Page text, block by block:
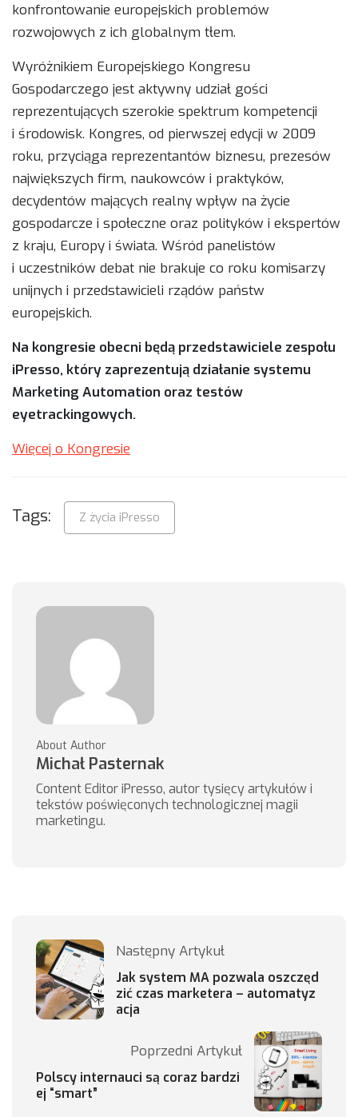
konfrontowanie europejskich problemów
rozwojowych z ich globalnym tłem.
Wyróżnikiem Europejskiego Kongresu
Gospodarczego jest aktywny udział gości
reprezentujących szerokie spektrum kompetencji
i środowisk. Kongres, od pierwszej edycji w 2009
roku, przyciąga reprezentantów biznesu, prezesów
największych firm, naukowców i praktyków,
decydentów mających realny wpływ na życie
gospodarcze i społeczne oraz polityków i ekspertów
z kraju, Europy i świata. Wśród panelistów
i uczestników debat nie brakuje co roku komisarzy
unijnych i przedstawicieli rządów państw
europejskich.
Na kongresie obecni będą przedstawiciele zespołu
iPresso, który zaprezentują działanie systemu
Marketing Automation oraz testów
eyetrackingowych.
Więcej o Kongresie
Tags: Z życia iPresso
About Author
Michał Pasternak
Content Editor iPresso, autor tysięcy artykułów i
tekstów poświęconych technologicznej magii
marketingu.
Następny Artykuł
Jak system MA pozwala oszczęd
zić czas marketera – automatyz
acja
Poprzedni Artykuł
Polscy internauci są coraz bardzi
ej “smart”